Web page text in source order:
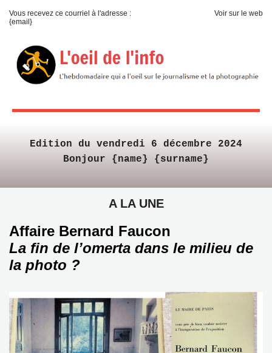
Vous recevez ce courriel à l'adresse :
{email}
Voir sur le web
Edition du vendredi 6 décembre 2024
Bonjour {name} {surname}
A LA UNE
Affaire Bernard Faucon
La fin de l’omerta dans le milieu de
la photo ?